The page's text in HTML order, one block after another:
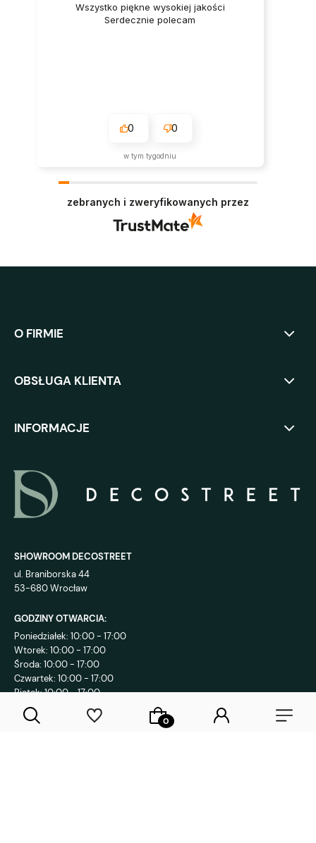
Wszystko piękne wysokiej jakości
Serdecznie polecam
0 0
w tym tygodniu
zebranych i zweryfikowanych przez
O FIRMIE
OBSŁUGA KLIENTA
INFORMACJE
SHOWROOM DECOSTREET
ul. Braniborska 44
53-680 Wrocław
GODZINY OTWARCIA:
Poniedziałek: 10:00 - 17:00
Wtorek: 10:00 - 17:00
Środa: 10:00 - 17:00
Czwartek: 10:00 - 17:00
Piątek: 10:00 - 17:00
KONTAKT: